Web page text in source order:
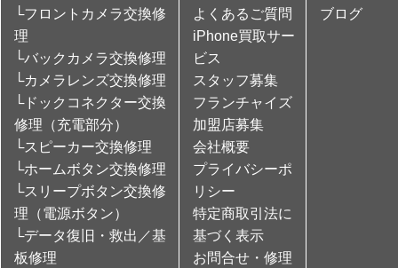
└フロントカメラ交換修
理
└バックカメラ交換修理
└カメラレンズ交換修理
└ドックコネクター交換
修理（充電部分）
└スピーカー交換修理
└ホームボタン交換修理
└スリープボタン交換修
理（電源ボタン）
└データ復旧・救出／基
板修理
よくあるご質問
iPhone買取サー
ビス
スタッフ募集
フランチャイズ
加盟店募集
会社概要
プライバシーポ
リシー
特定商取引法に
基づく表示
お問合せ・修理
ブログ